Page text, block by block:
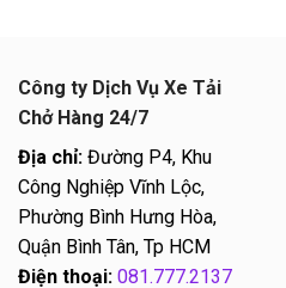
Công ty Dịch Vụ Xe Tải
Chở Hàng 24/7
Địa chỉ: Đường P4, Khu
Công Nghiệp Vĩnh Lộc,
Phường Bình Hưng Hòa,
Quận Bình Tân, Tp HCM
Điện thoại: 081.777.2137